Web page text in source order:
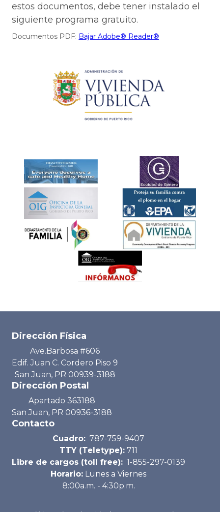
estos documentos, debe tener instalado el
siguiente programa gratuito.
Documentos PDF: Bajar Adobe® Reader®
Dirección Física
Ave.Barbosa #606
Edif. Juan C. Cordero Piso 9
San Juan, PR 00939-3188
Dirección Postal
Apartado 363188
San Juan, PR 00936-3188
Contacto
Cuadro: 787-759-9407
TTY (Teletype): 711
Libre de cargos (toll free): 1-855-297-0139
Horario: Lunes a Viernes
8:00a.m. - 4:30p.m.